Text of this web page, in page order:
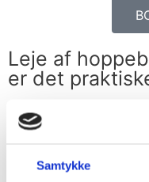
Samtykke
Leje af
er det
Sådan får du
hjem
Når du har lejet en